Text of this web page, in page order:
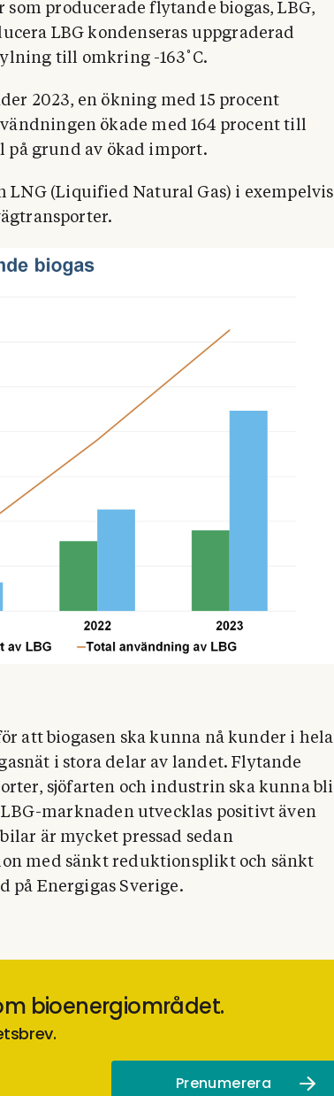
producerade flytande biogas, LBG,
LBG kondenseras uppgraderad
till omkring -163˚C.
2023, en ökning med 15 procent
ökade med 164 procent till
på grund av ökad import.
LNG (Liquified Natural Gas) i exempelvis
att biogasen ska kunna nå kunder i hela
i stora delar av landet. Flytande
sjöfarten och industrin ska kunna bli
marknaden utvecklas positivt även
är mycket pressad sedan
med sänkt reduktionsplikt och sänkt
på Energigas Sverige.
bioenergiområdet.